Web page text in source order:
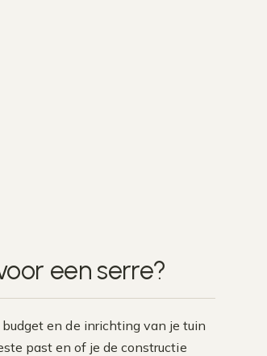
een serre?
en de inrichting van je tuin
past en of je de constructie